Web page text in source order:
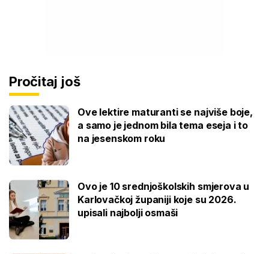
Pročitaj još
Ove lektire maturanti se najviše boje,
a samo je jednom bila tema eseja i to
na jesenskom roku
Ovo je 10 srednjoškolskih smjerova u
Karlovačkoj županiji koje su 2026.
upisali najbolji osmaši